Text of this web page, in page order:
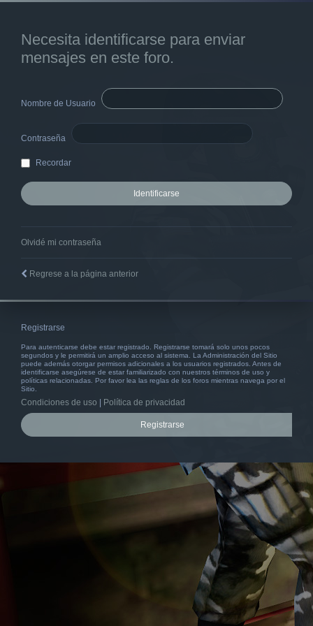
Necesita identificarse para enviar
mensajes en este foro.
Nombre de Usuario
Contraseña
Recordar
Olvidé mi contraseña
Regrese a la página anterior
Registrarse
Para autenticarse debe estar registrado. Registrarse tomará solo unos pocos
segundos y le permitirá un amplio acceso al sistema. La Administración del Sitio
puede además otorgar permisos adicionales a los usuarios registrados. Antes de
identificarse asegúrese de estar familiarizado con nuestros términos de uso y
políticas relacionadas. Por favor lea las reglas de los foros mientras navega por el
Sitio.
Condiciones de uso Política de privacidad
Registrarse